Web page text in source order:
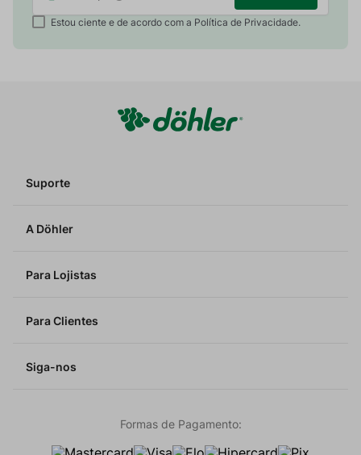
Estou ciente e de acordo com a Política de Privacidade.
Suporte
A Döhler
Para Lojistas
Para Clientes
Siga-nos
Formas de Pagamento: